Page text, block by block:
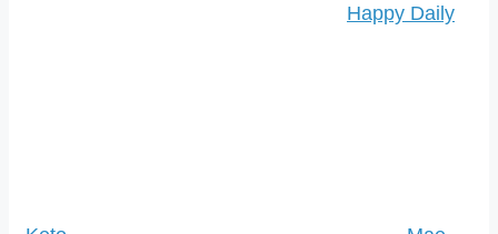
Happy Daily